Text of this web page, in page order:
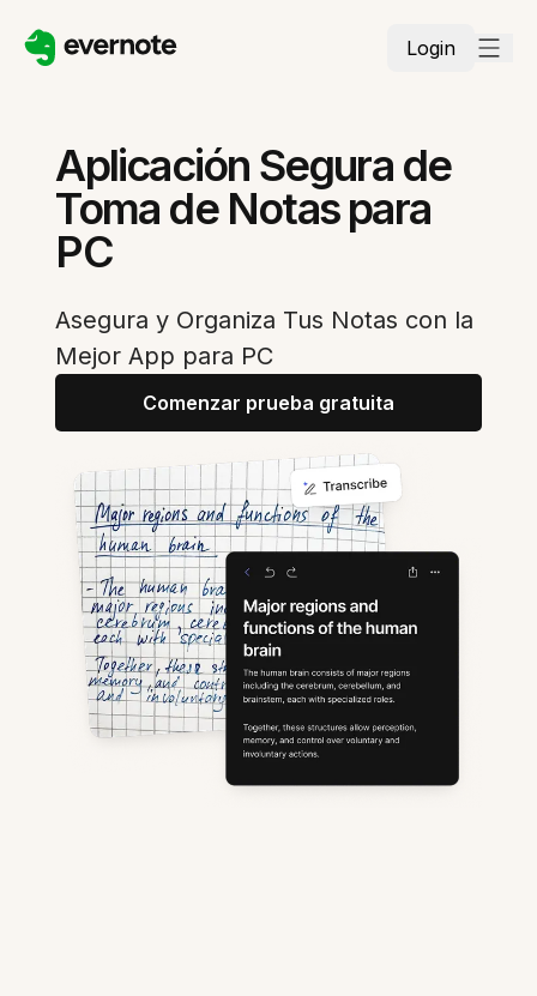
Login
Aplicación Segura de
Toma de Notas para
PC
Asegura y Organiza Tus Notas con la
Mejor App para PC
Comenzar prueba gratuita